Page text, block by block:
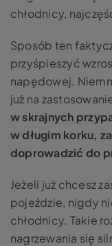
chłodnicy,
Sposób ten
przyśpieszyć
napędowej.
już na
w skrajnych
w długim korku,
doprowadzić do
Jeżeli już chcesz
pojeździe, nigdy
chłodnicy. Takie
nagrzewania się